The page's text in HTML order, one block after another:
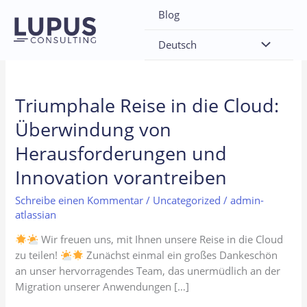
springen
Blog
Deutsch
Uncategorized
Triumphale Reise in die Cloud:
Überwindung von
Herausforderungen und
Innovation vorantreiben
Schreibe einen Kommentar / Uncategorized /admin-
atlassian
Wir freuen uns, mit Ihnen unsere Reise in die Cloud
zu teilen!
Zunächst einmal ein großes Dankeschön
an unser hervorragendes Team, das unermüdlich an der
Migration unserer Anwendungen […]